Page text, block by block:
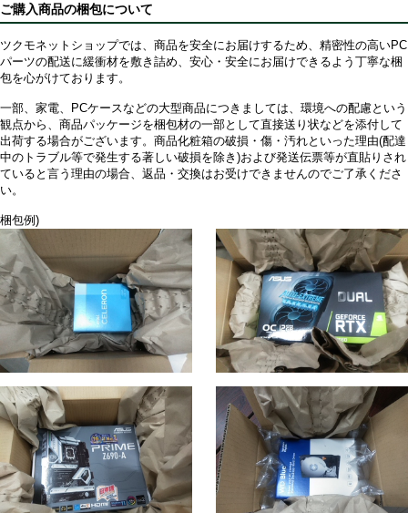
ご購入商品の梱包について
ツクモネットショップでは、商品を安全にお届けするため、精密性の高いPC
パーツの配送に緩衝材を敷き詰め、安心・安全にお届けできるよう丁寧な梱
包を心がけております。
一部、家電、PCケースなどの大型商品につきましては、環境への配慮という
観点から、商品パッケージを梱包材の一部として直接送り状などを添付して
出荷する場合がございます。商品化粧箱の破損・傷・汚れといった理由(配達
中のトラブル等で発生する著しい破損を除き)および発送伝票等が直貼りされ
ていると言う理由の場合、返品・交換はお受けできませんのでご了承くださ
い。
梱包例)